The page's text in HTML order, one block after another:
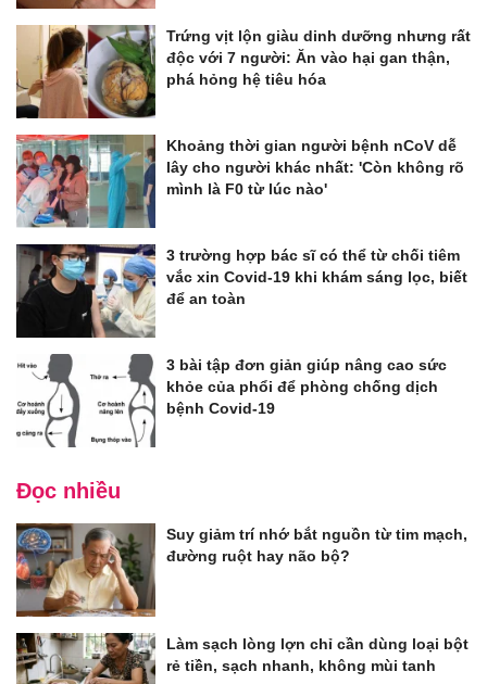
Trứng vịt lộn giàu dinh dưỡng nhưng rất
độc với 7 người: Ăn vào hại gan thận,
phá hỏng hệ tiêu hóa
Khoảng thời gian người bệnh nCoV dễ
lây cho người khác nhất: 'Còn không rõ
mình là F0 từ lúc nào'
3 trường hợp bác sĩ có thể từ chối tiêm
vắc xin Covid-19 khi khám sáng lọc, biết
để an toàn
3 bài tập đơn giản giúp nâng cao sức
khỏe của phổi để phòng chống dịch
bệnh Covid-19
Đọc nhiều
Suy giảm trí nhớ bắt nguồn từ tim mạch,
đường ruột hay não bộ?
Làm sạch lòng lợn chỉ cần dùng loại bột
rẻ tiền, sạch nhanh, không mùi tanh